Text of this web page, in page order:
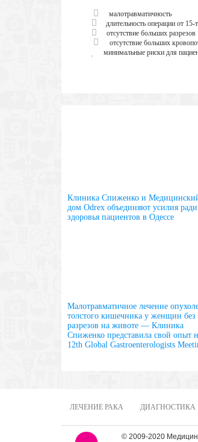
малотравматичность
длительность операции от
отсутствие больших разрезов
отсутствие больших
минимальные риски для
Клиника Спиженко и
дом Odrex объединяют усилия ради
здоровья пациентов в Одессе
Малотравматичное лечение
толстого кишечника у женщин без
разрезов на животе — Клиника
Спиженко представила свой опыт
12th Global Gastroenterologists
ЛЕЧЕНИЕ РАКА ДИАГНОСТИКА
© 2009-2020